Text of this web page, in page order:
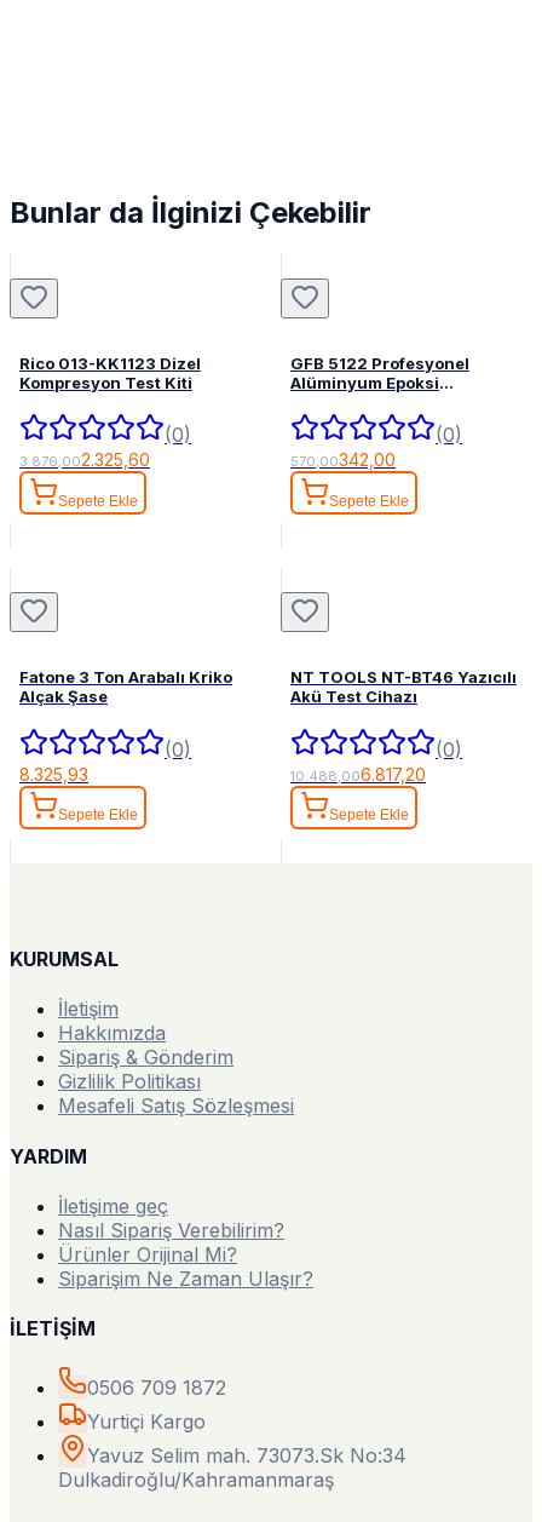
Bunlar da İlginizi Çekebilir
Rico 013-KK1123 Dizel
Kompresyon Test Kiti
(0)
3.876,002.325,60
Sepete Ekle
GFB 5122 Profesyonel
Alüminyum Epoksi
(0)
570,00342,00
Sepete Ekle
Fatone 3 Ton Arabalı Kriko
Alçak Şase
(0)
8.325,93
Sepete Ekle
NT TOOLS NT-BT46 Yazıcılı
Akü Test Cihazı
(0)
10.488,006.817,20
Sepete Ekle
KURUMSAL
İletişim
Hakkımızda
Sipariş & Gönderim
Gizlilik Politikası
Mesafeli Satış Sözleşmesi
YARDIM
İletişime geç
Nasıl Sipariş Verebilirim?
Ürünler Orijinal Mi?
Siparişim Ne Zaman Ulaşır?
İLETİŞİM
0506 709 1872
Yurtiçi Kargo
Yavuz Selim mah. 73073.Sk No:34
Dulkadiroğlu/Kahramanmaraş